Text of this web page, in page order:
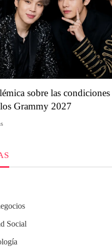
sobre las condiciones
Grammy 2027
Social